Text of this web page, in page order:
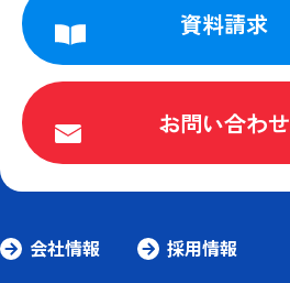
資料請求
お問い合わせ
会社情報
採用情報